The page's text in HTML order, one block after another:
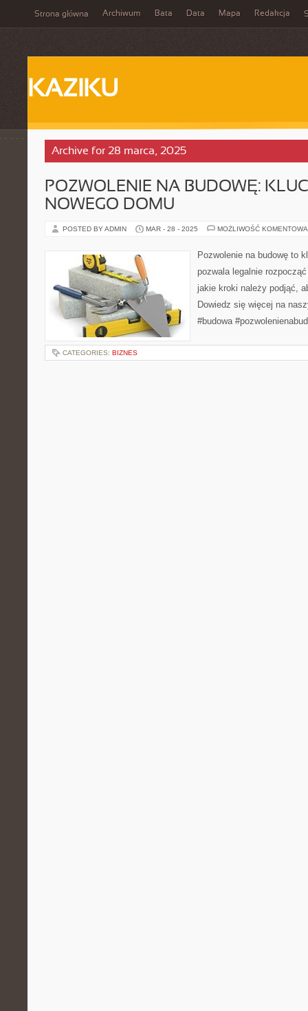
Strona główna Archiwum Bata Data Mapa Redakcja
KAZIKU
Archive for 28 marca, 2025
POZWOLENIE NA BUDOWĘ:
NOWEGO DOMU
POSTED BY ADMIN MAR - 28 - 2025 MOŻLIWOŚĆ
Pozwolenie na budowę to
pozwala legalnie
jakie kroki należy podjąć,
Dowiedz się więcej na
#budowa
CATEGORIES: BIZNES